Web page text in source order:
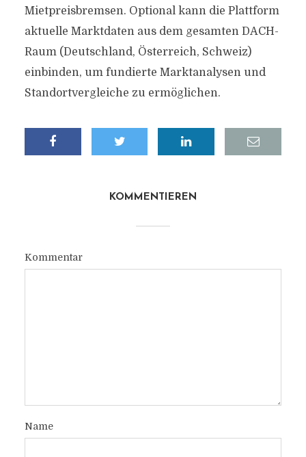
Mietpreisbremsen. Optional kann die Plattform
aktuelle Marktdaten aus dem gesamten DACH-
Raum (Deutschland, Österreich, Schweiz)
einbinden, um fundierte Marktanalysen und
Standortvergleiche zu ermöglichen.
KOMMENTIEREN
Kommentar
Name